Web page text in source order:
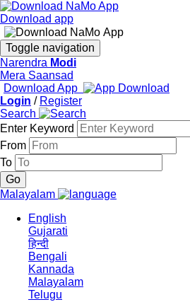
Download app
Toggle navigation
Narendra Modi
Mera Saansad
Download App
Login / Register
Search
Enter Keyword
From
To
Malayalam
English
Gujarati
हिन्दी
Bengali
Kannada
Malayalam
Telugu